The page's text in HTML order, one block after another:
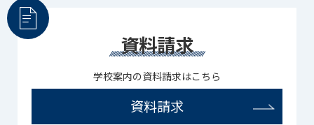
資料請求
学校案内の資料請求はこちら
資料請求